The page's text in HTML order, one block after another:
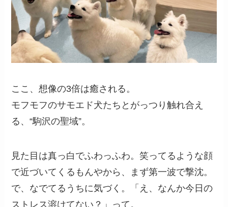
ここ、想像の3倍は癒される。
モフモフのサモエド犬たちとがっつり触れ合え
る、“駒沢の聖域”。
見た目は真っ白でふわっふわ。笑ってるような顔
で近づいてくるもんやから、まず第一波で撃沈。
で、なでてるうちに気づく。「え、なんか今日の
ストレス溶けてない？」って。